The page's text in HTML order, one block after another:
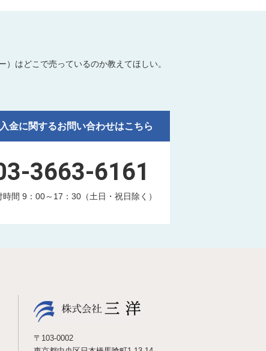
はどこで売っているのか教えてほしい。
金に関するお問い合わせはこちら
3663-6161
時間 9：00～17：30（土日・祝日除く）
〒103-0002